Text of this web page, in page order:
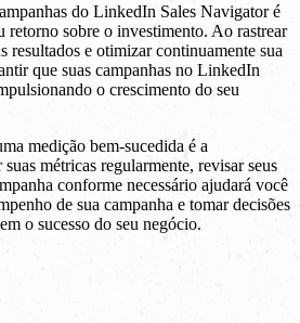
do LinkedIn Sales Navigator é
retorno sobre o investimento. Ao rastrear
resultados e otimizar continuamente sua
que suas campanhas no LinkedIn
o crescimento do seu
medição bem-sucedida é a
métricas regularmente, revisar seus
conforme necessário ajudará você
de sua campanha e tomar decisões
o sucesso do seu negócio.